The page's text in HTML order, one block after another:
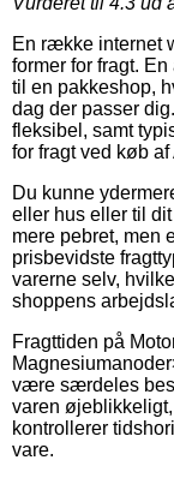
En række internet
former for fragt.
til en pakkeshop,
dag der passer
fleksibel, samt
for fragt ved køb
Du kunne
eller hus eller til
mere pebret, men
prisbevidste
varerne selv,
shoppens
Fragttiden på
være særdeles
varen
kontrollerer
vare.